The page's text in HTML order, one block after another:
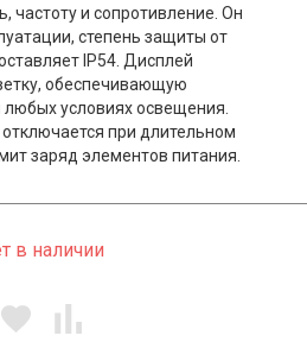
частоту и сопротивление. Он
степень защиты от
IP54. Дисплей
обеспечивающую
условиях освещения.
при длительном
заряд элементов питания.
в наличии